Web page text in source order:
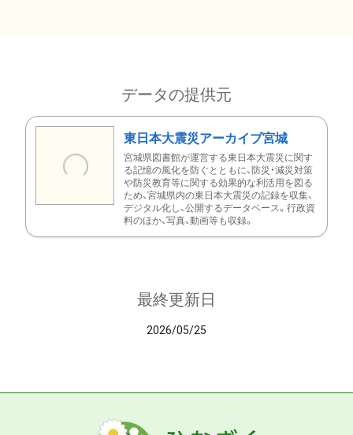
データの提供元
東日本大震災アーカイブ宮城
宮城県図書館が運営する東日本大震災に関す
る記憶の風化を防ぐとともに、防災・減災対策
や防災教育等に関する効果的な利活用を図る
ため、宮城県内の東日本大震災の記録を収集、
デジタル化し、公開するデータベース。行政資
料のほか、写真、動画等も収録。
最終更新日
2026/05/25